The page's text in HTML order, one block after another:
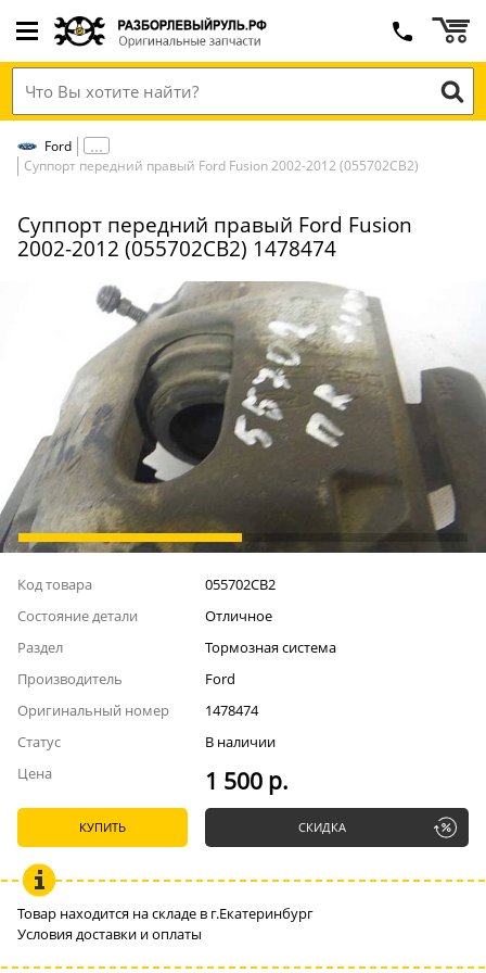
Ford
Суппорт передний правый Ford Fusion 2002-2012 (055702СВ2)
Суппорт передний правый Ford Fusion
2002-2012 (055702СВ2) 1478474
Код товара
055702СВ2
Состояние детали
Отличное
Раздел
Тормозная система
Производитель
Ford
Оригинальный номер
1478474
Статус
В наличии
Цена
1 500 р.
КУПИТЬ СКИДКА
Товар находится на складе в г.Екатеринбург
Условия доставки и оплаты